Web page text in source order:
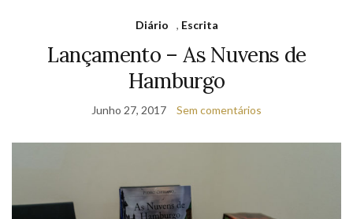
Diário , Escrita
Lançamento – As Nuvens de
Hamburgo
Junho 27, 2017 Sem comentários